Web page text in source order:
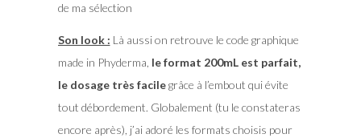
de ma sélection
Son look : Là aussi on retrouve le code graphique
made in Phyderma, le format 200mL est parfait,
le dosage très facilegrâce à l’embout qui évite
tout débordement. Globalement (tu le constateras
encore après), j’ai adoré les formats choisis pour